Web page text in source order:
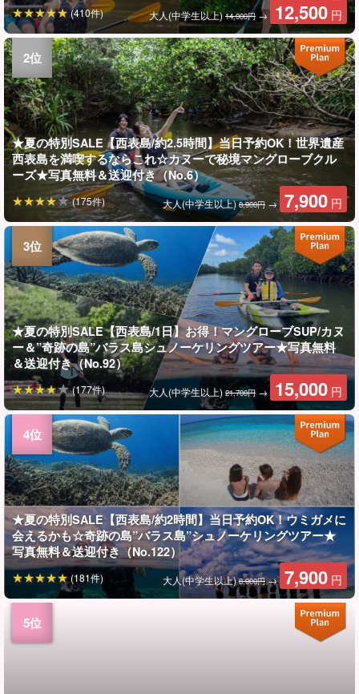
大人(中学生以上)14,000円 → 12,500 円
(410件)
★夏の特別SALE【西表島/約2.5時間】当日予約OK！世界遺産
西表島を満喫するならこれ☆カヌーで秘境マングローブクル
ーズ★写真無料＆送迎付き（No.6）
大人(中学生以上)8,900円 → 7,900 円
(175件)
★夏の特別SALE【西表島/1日】お得！マングローブSUP/カヌ
ー＆”奇跡の島”バラス島シュノーケリングツアー★写真無料
＆送迎付き（No.92）
大人(中学生以上) 21,700円 → 15,000 円
(177件)
★夏の特別SALE【西表島/約2時間】当日予約OK！ウミガメに
会えるかも☆奇跡の島”バラス島”シュノーケリングツアー★
写真無料＆送迎付き（No.122）
大人(中学生以上)8,900円→ 7,900 円
(181件)